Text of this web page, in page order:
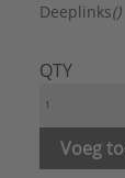
Deeplinks()
QTY
Voeg